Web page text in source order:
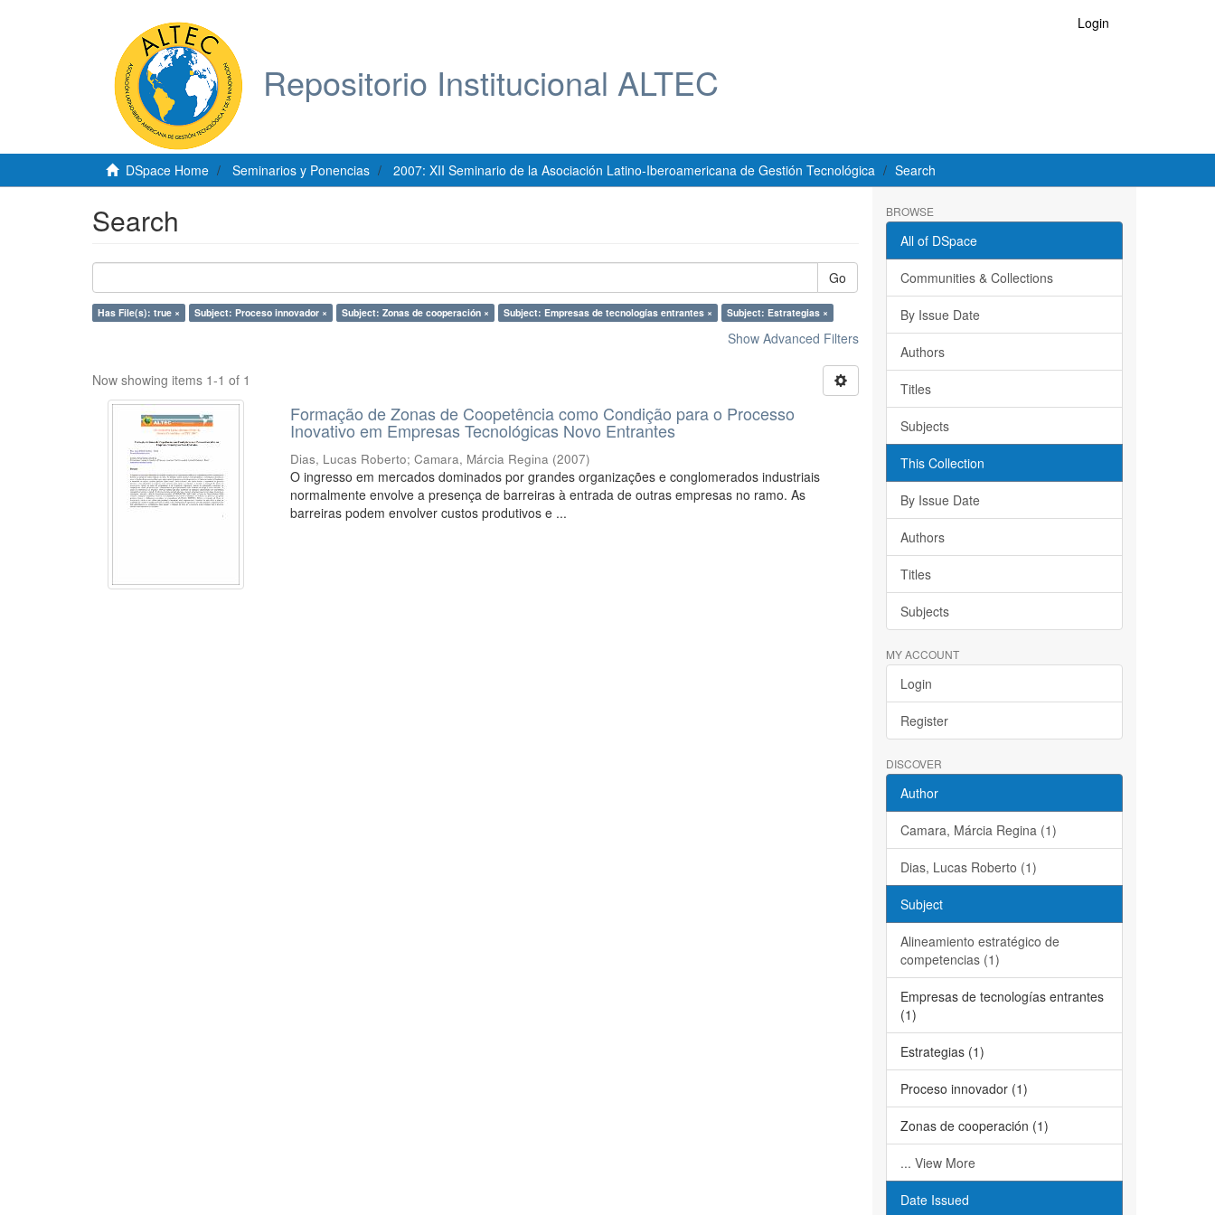
Repositorio Institucional ALTEC
Login
DSpace Home Seminarios y Ponencias 2007: XII Seminario de la Asociación Latino-Iberoamericana de Gestión Tecnológica Search
Search
Go
Has File(s): true × Subject: Proceso innovador × Subject: Zonas de cooperación × Subject: Empresas de tecnologías entrantes × Subject: Estrategias ×
Show Advanced Filters
Now showing items 1-1 of 1
Formação de Zonas de Coopetência como Condição para o Processo
Inovativo em Empresas Tecnológicas Novo Entrantes
Dias, Lucas Roberto;Camara, Márcia Regina (2007)
O ingresso em mercados dominados por grandes organizações e conglomerados industriais
normalmente envolve a presença de barreiras à entrada de outras empresas no ramo. As
barreiras podem envolver custos produtivos e ...
BROWSE
All of DSpace
Communities & Collections
By Issue Date
Authors
Titles
Subjects
This Collection
By Issue Date
Authors
Titles
Subjects
MY ACCOUNT
Login
Register
DISCOVER
Author
Camara, Márcia Regina (1)
Dias, Lucas Roberto (1)
Subject
Alineamiento estratégico de
competencias (1)
Empresas de tecnologías entrantes
(1)
Estrategias (1)
Proceso innovador (1)
Zonas de cooperación (1)
... View More
Date Issued